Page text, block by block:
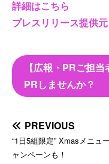
詳細はこちら
プレスリリース提供
【広報・PRご担
PRしませんか？
PREVIOUS
“1日5組限定” Xmasメニュ
ャンペーンも！